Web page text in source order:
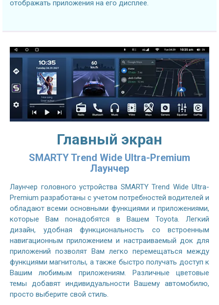
отображать приложения на его дисплее.
Главный экран
SMARTY Trend Wide Ultra-Premium
Лаунчер
Лаунчер головного устройства SMARTY Trend Wide Ultra-
Premium разработаны с учетом потребностей водителей и
обладают всеми основными функциями и приложениями,
которые Вам понадобятся в Вашем Toyota. Легкий
дизайн, удобная функциональность со встроенным
навигационным приложением и настраиваемый док для
приложений позволят Вам легко перемещаться между
функциями магнитолы, а также быстро получать доступ к
Вашим любимым приложениям. Различные цветовые
темы добавят индивидуальности Вашему автомобилю,
просто выберите свой стиль.